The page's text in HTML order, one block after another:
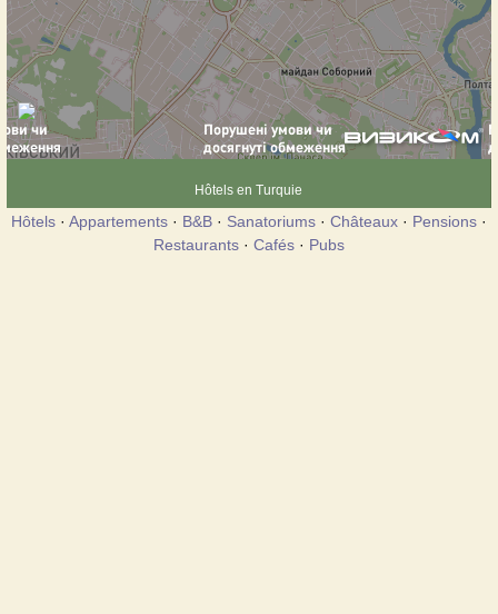
Hôtels en Turquie
Hôtels · Appartements · B&B · Sanatoriums · Châteaux · Pensions ·
Restaurants · Cafés · Pubs